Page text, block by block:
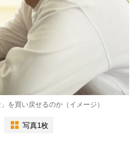
を買い戻せるのか（イメージ）
写真1枚